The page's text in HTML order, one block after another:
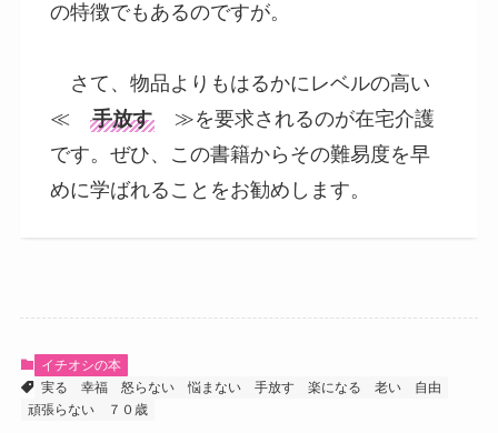
の特徴でもあるのですが。
さて、物品よりもはるかにレベルの高い
≪ 手放す
≫を要求されるのが在宅介護
です。ぜひ、この書籍からその難易度を早
めに学ばれることをお勧めします。
イチオシの本
実る
幸福 怒らない 悩まない 手放す 楽になる 老い
自由
頑張らない
７０歳